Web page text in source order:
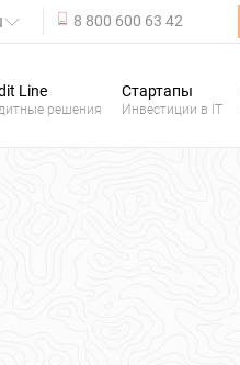
8 800 600 63 42
Line
решения
Стартапы
Инвестиции в IT